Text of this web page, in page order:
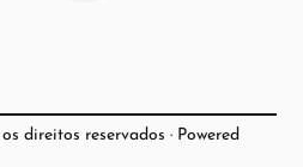
direitos reservados · Powered